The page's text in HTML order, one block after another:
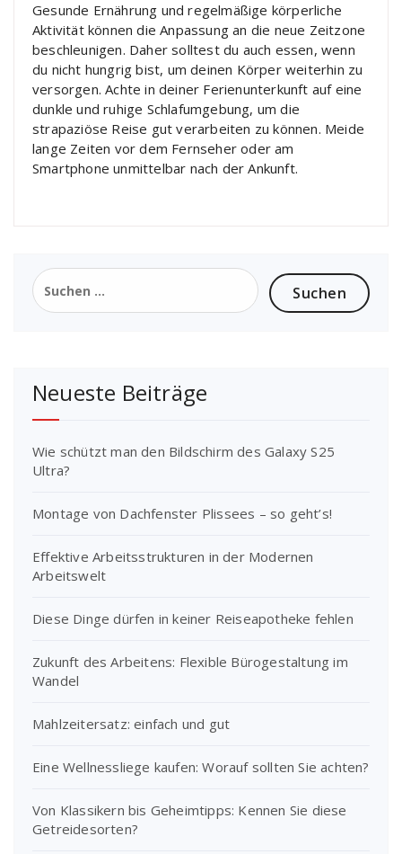
Gesunde Ernährung und regelmäßige körperliche
Aktivität können die Anpassung an die neue Zeitzone
beschleunigen. Daher solltest du auch essen, wenn
du nicht hungrig bist, um deinen Körper weiterhin zu
versorgen. Achte in deiner Ferienunterkunft auf eine
dunkle und ruhige Schlafumgebung, um die
strapaziöse Reise gut verarbeiten zu können. Meide
lange Zeiten vor dem Fernseher oder am
Smartphone unmittelbar nach der Ankunft.
Suchen
nach:
Neueste Beiträge
Wie schützt man den Bildschirm des Galaxy S25
Ultra?
Montage von Dachfenster Plissees – so geht’s!
Effektive Arbeitsstrukturen in der Modernen
Arbeitswelt
Diese Dinge dürfen in keiner Reiseapotheke fehlen
Zukunft des Arbeitens: Flexible Bürogestaltung im
Wandel
Mahlzeitersatz: einfach und gut
Eine Wellnessliege kaufen: Worauf sollten Sie achten?
Von Klassikern bis Geheimtipps: Kennen Sie diese
Getreidesorten?